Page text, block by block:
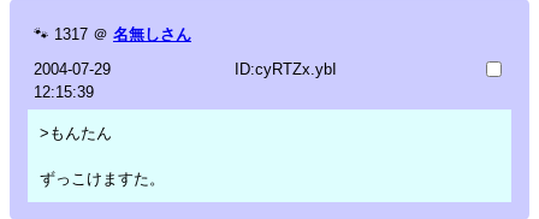
🐾 1317 ＠ 名無しさん
2004-07-29
12:15:39
ID:cyRTZx.ybI
>もんたん
ずっこけますた。